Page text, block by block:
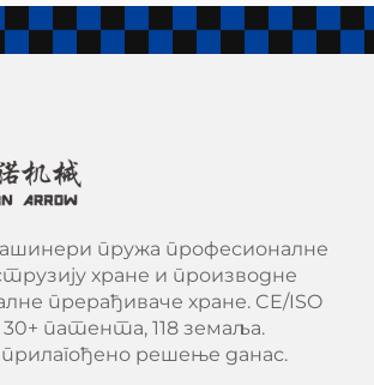
пружа професионалне
хране и производне
прерађиваче хране. CE/ISO
патента, 118 земаља.
решење данас.